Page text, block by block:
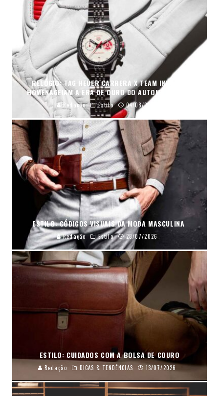
RELÓGIO: TAG HEUER CARRERA X TEAM IKUZAWA
HOMENAGEIAM A ERA DE OURO DO AUTOMOBILISMO
Redação Estilo 04/08/2026
ESTILO: CÓDIGOS VISUAIS DA MODA MASCULINA
Redação Estilo 28/07/2026
ESTILO: CUIDADOS COM A BOLSA DE COURO
Redação DICAS & TENDÊNCIAS 13/07/2026